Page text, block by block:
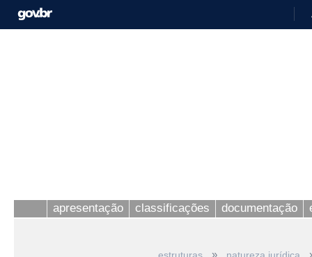
apresentação classificações documentação
»